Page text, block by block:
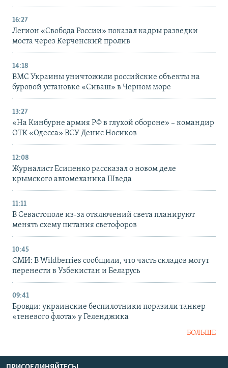
16:27
Легион «Свобода России» показал кадры разведки
моста через Керченский пролив
14:18
ВМС Украины уничтожили российские объекты на
буровой установке «Сиваш» в Черном море
13:27
«На Кинбурне армия РФ в глухой обороне» – командир
ОТК «Одесса» ВСУ Денис Носиков
12:08
Журналист Есипенко рассказал о новом деле
крымского автомеханика Шведа
11:11
В Севастополе из-за отключений света планируют
менять схему питания светофоров
10:45
СМИ: В Wildberries сообщили, что часть складов могут
перенести в Узбекистан и Беларусь
09:41
Бровди: украинские беспилотники поразили танкер
«теневого флота» у Геленджика
БОЛЬШЕ